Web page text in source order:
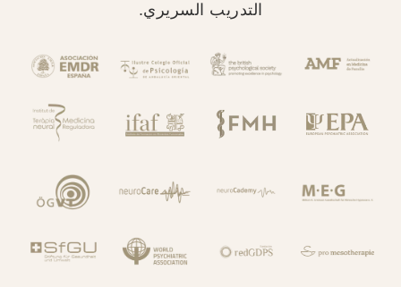
التدريب السريري.